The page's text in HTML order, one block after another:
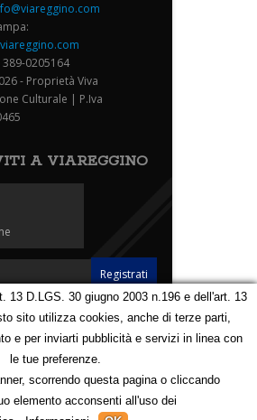
0205164
- Proprietà Viva
Culturale | P.Iva
A VIAREGGINO
Speciali Eventi Foto Carnevale
Partners
Contatti
Mappa
123095081
13 D.LGS. 30 giugno 2003 n.196 e dell'art. 13
sito utilizza cookies, anche di terze parti,
e per inviarti pubblicità e servizi in linea con
le tue preferenze.
scorrendo questa pagina o cliccando
elemento acconsenti all'uso dei